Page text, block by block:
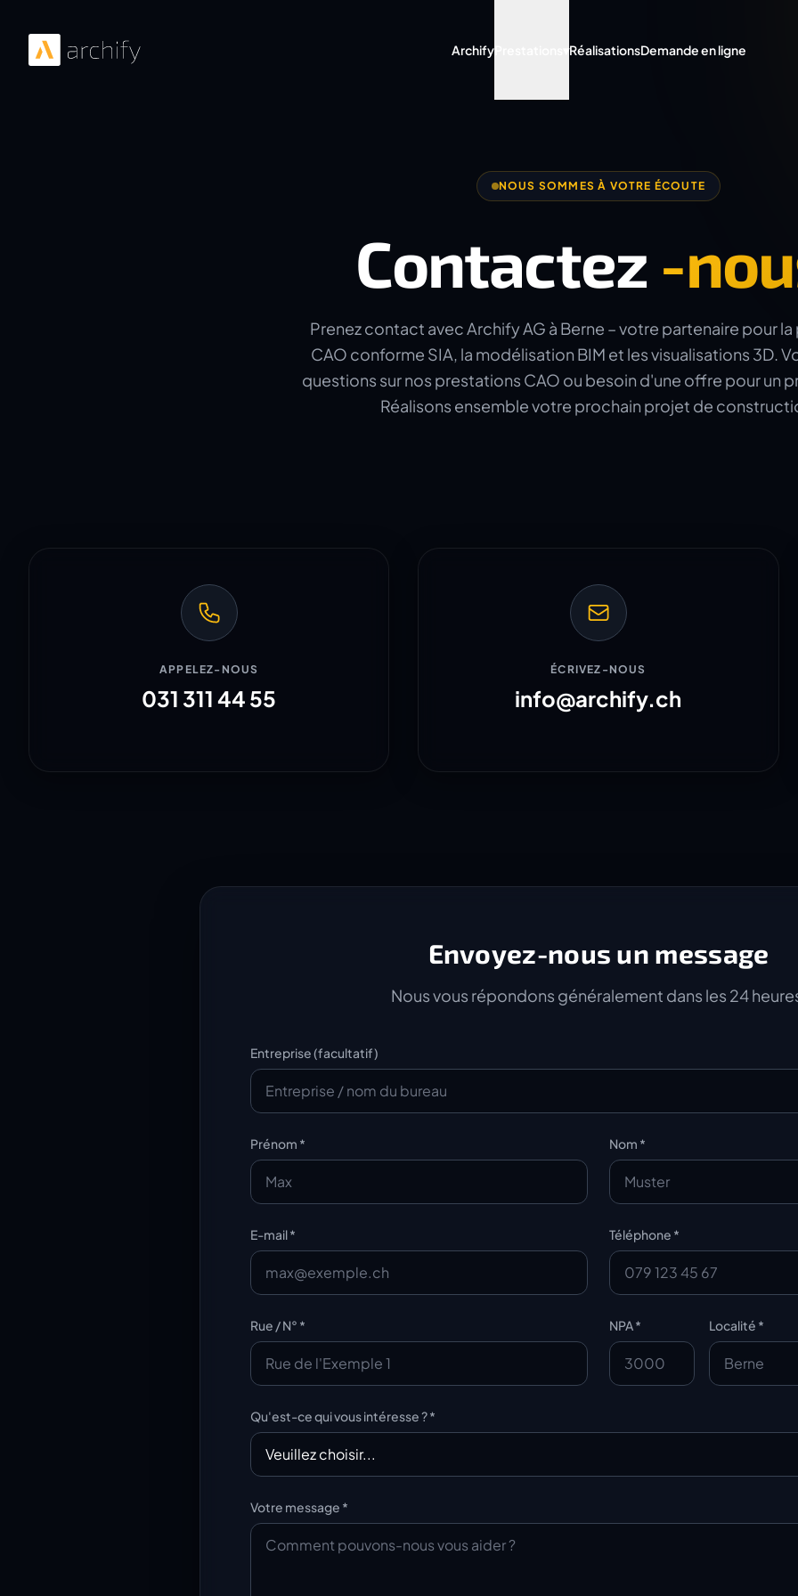
ArchifyPrestations RéalisationsDemande en ligne
NOUS SOMMES À VOTRE ÉCOUTE
Contactez -
Prenez contact avec Archify AG à Berne – votre partenaire pour
CAO conforme SIA, la modélisation BIM et les visualisations 3D.
questions sur nos prestations CAO ou besoin d'une offre pour un
Réalisons ensemble votre prochain projet de
APPELEZ-NOUS
031 311 44 55
ÉCRIVEZ-NOUS
info@archify.ch
Envoyez-nous un message
Nous vous répondons généralement dans les 24
Entreprise (facultatif)
Prénom * Nom *
E-mail * Téléphone *
Rue / N° * NPA * Localité *
Qu'est-ce qui vous intéresse ? *
Votre message *